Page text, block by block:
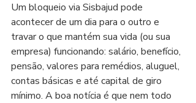
Um bloqueio via Sisbajud pode
acontecer de um dia para o outro e
travar o que mantém sua vida (ou sua
empresa) funcionando: salário, benefício,
pensão, valores para remédios, aluguel,
contas básicas e até capital de giro
mínimo. A boa notícia é que nem todo